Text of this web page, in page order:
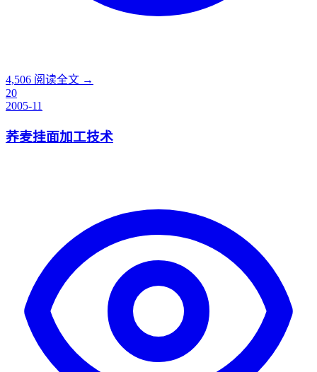
4,506 阅读全文 →
20
2005-11
荞麦挂面加工技术